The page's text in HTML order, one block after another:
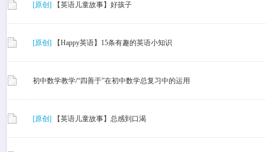
[原创] 【英语儿童故事】好孩子
[原创] 【Happy英语】15条有趣的英语小知识
初中数学教学/“四善于”在初中数学总复习中的运用
[原创] 【英语儿童故事】总感到口渴